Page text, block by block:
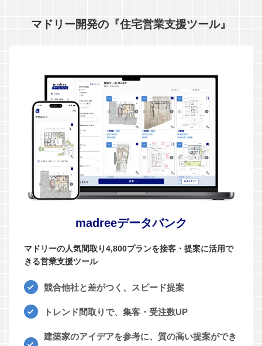
マドリー開発の『住宅営業支援ツール』
madreeデータバンク
マドリーの人気間取り4,800プランを接客・提案に活用で
きる営業支援ツール
競合他社と差がつく、スピード提案
トレンド間取りで、集客・受注数UP
建築家のアイデアを参考に、質の高い提案ができ